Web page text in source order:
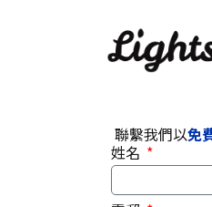
聯繫我們以免
姓名